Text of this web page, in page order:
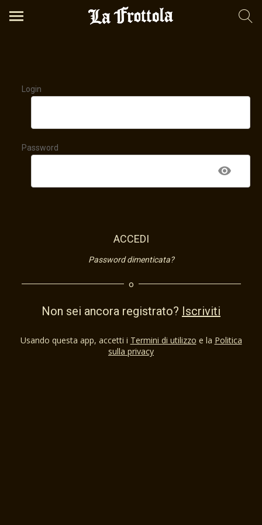
Login
Password
ACCEDI
Password dimenticata?
o
Non sei ancora registrato? Iscriviti
Usando questa app, accetti i Termini di utilizzo e la Politica
sulla privacy